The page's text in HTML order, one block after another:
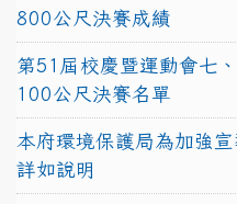
800公尺決賽成績
第51屆校慶暨運動會七
100公尺決賽名單
本府環境保護局為加強
詳如說明